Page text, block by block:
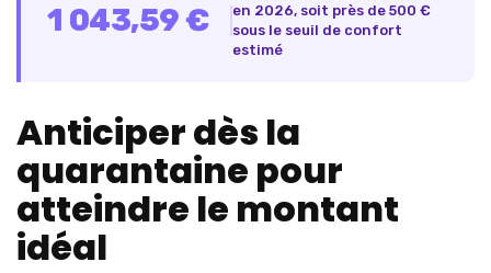
1 043,59 €
en 2026, soit près de 500 €
sous le seuil de confort
estimé
Anticiper dès la
quarantaine pour
atteindre le montant
idéal